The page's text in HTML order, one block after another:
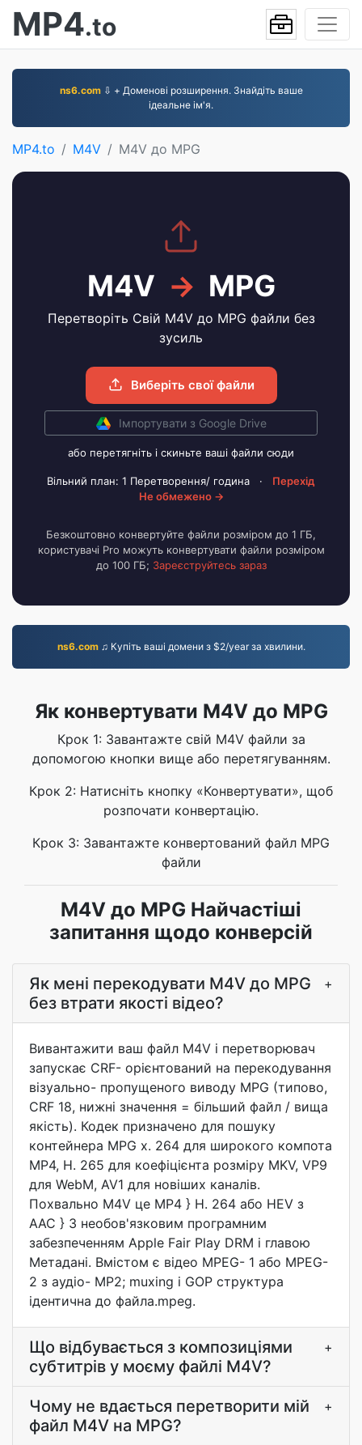
MP4.to
ns6.com⇩ + Доменові розширення. Знайдіть ваше
ідеальне ім'я.
MP4.to M4V M4V до MPG
M4V → MPG
Перетворіть Свій M4V до MPG файли без
зусиль
Виберіть свої файли
Імпортувати з Google Drive
або перетягніть і скиньте ваші файли сюди
Вільний план: 1 Перетворення/ година ·
Перехід
Не обмежено →
Безкоштовно конвертуйте файли розміром до 1 ГБ,
користувачі Pro можуть конвертувати файли розміром
до 100 ГБ; Зареєструйтесь зараз
ns6.com♫ Купіть ваші домени з $2/year за хвилини.
Як конвертувати M4V до MPG
Крок 1: Завантажте свій M4V файли за
допомогою кнопки вище або перетягуванням.
Крок 2: Натисніть кнопку «Конвертувати», щоб
розпочати конвертацію.
Крок 3: Завантажте конвертований файл MPG
файли
M4V до MPG Найчастіші
запитання щодо конверсій
Як мені перекодувати M4V до MPG
без втрати якості відео?
+
Вивантажити ваш файл M4V і перетворювач
запускає CRF- орієнтований на перекодування
візуально- пропущеного виводу MPG (типово,
CRF 18, нижні значення = більший файл / вища
якість). Кодек призначено для пошуку
контейнера MPG x. 264 для широкого компота
MP4, H. 265 для коефіцієнта розміру MKV, VP9
для WebM, AV1 для новіших каналів.
Похвально M4V це MP4 } H. 264 або HEV з
AAC } З необов'язковим програмним
забезпеченням Apple Fair Play DRM і главою
Метадані. Вмістом є відео MPEG- 1 або MPEG-
2 з аудіо- MP2; muxing і GOP структура
ідентична до файла.mpeg.
Що відбувається з композиціями
субтитрів у моєму файлі M4V?
+
Чому не вдається перетворити мій
файл M4V на MPG?
+